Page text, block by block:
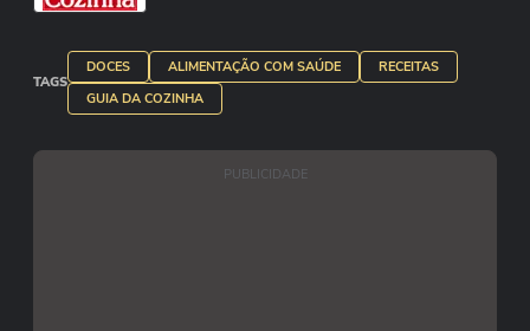
TAGS
DOCES ALIMENTAÇÃO COM SAÚDE
RECEITAS
GUIA DA COZINHA
PUBLICIDADE